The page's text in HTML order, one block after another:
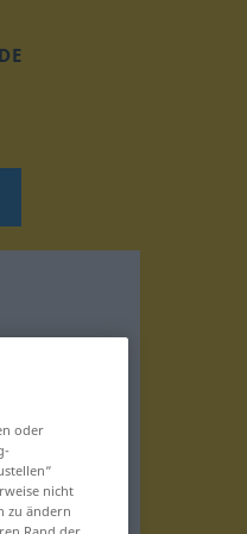
DE
oder
nicht
zu ändern